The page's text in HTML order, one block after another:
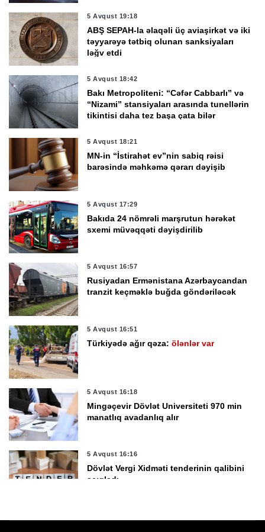
5 Avqust 19:18
ABŞ SEPAH-la əlaqəli üç aviaşirkət və iki
təyyarəyə tətbiq olunan sanksiyaları
ləğv etdi
5 Avqust 18:42
Bakı Metropoliteni: “Cəfər Cabbarlı” və
“Nizami” stansiyaları arasında tunellərin
tikintisi daha tez başa çata bilər
5 Avqust 18:21
MN-in “İstirahət ev”nin sabiq rəisi
barəsində məhkəmə qərarı dəyişib
5 Avqust 17:29
Bakıda 24 nömrəli marşrutun hərəkət
sxemi müvəqqəti dəyişdirilib
5 Avqust 16:57
Rusiyadan Ermənistana Azərbaycandan
tranzit keçməklə buğda göndəriləcək
5 Avqust 16:51
Türkiyədə ağır qəza:ölənlər var
5 Avqust 16:18
Mingəçevir Dövlət Universiteti 970 min
manatlıq avadanlıq alır
5 Avqust 16:16
Dövlət Vergi Xidməti tenderinin qalibini
açıqladı